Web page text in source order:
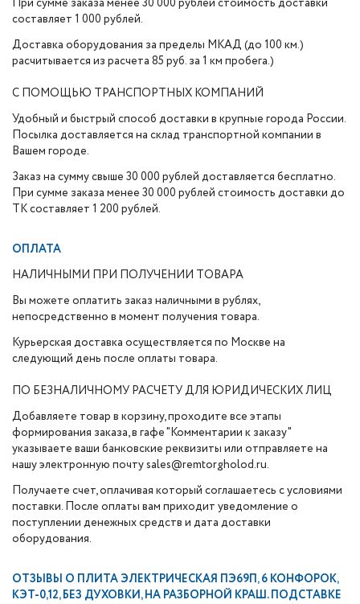
При сумме заказа менее 30 000 рублей стоимость доставки
составляет 1 000 рублей.
Доставка оборудования за пределы МКАД (до 100 км.)
расчитывается из расчета 85 руб. за 1 км пробега.)
С ПОМОЩЬЮ ТРАНСПОРТНЫХ КОМПАНИЙ
Удобный и быстрый способ доставки в крупные города России.
Посылка доставляется на склад транспортной компании в
Вашем городе.
Заказ на сумму свыше 30 000 рублей доставляется бесплатно.
При сумме заказа менее 30 000 рублей стоимость доставки до
ТК составляет 1 200 рублей.
ОПЛАТА
НАЛИЧНЫМИ ПРИ ПОЛУЧЕНИИ ТОВАРА
Вы можете оплатить заказ наличными в рублях,
непосредственно в момент получения товара.
Курьерская доставка осуществляется по Москве на
следующий день после оплаты товара.
ПО БЕЗНАЛИЧНОМУ РАСЧЕТУ ДЛЯ ЮРИДИЧЕСКИХ ЛИЦ
Добавляете товар в корзину, проходите все этапы
формирования заказа, в гафе "Комментарии к заказу"
указываете ваши банковские реквизиты или отправляете на
нашу электронную почту sales@remtorgholod.ru.
Получаете счет, оплачивая который соглашаетесь с условиями
поставки. После оплаты вам приходит уведомление о
поступлении денежных средств и дата доставки
оборудования.
ОТЗЫВЫ О ПЛИТА ЭЛЕКТРИЧЕСКАЯ ПЭ69П, 6 КОНФОРОК,
КЭТ-0,12, БЕЗ ДУХОВКИ, НА РАЗБОРНОЙ КРАШ. ПОДСТАВКЕ